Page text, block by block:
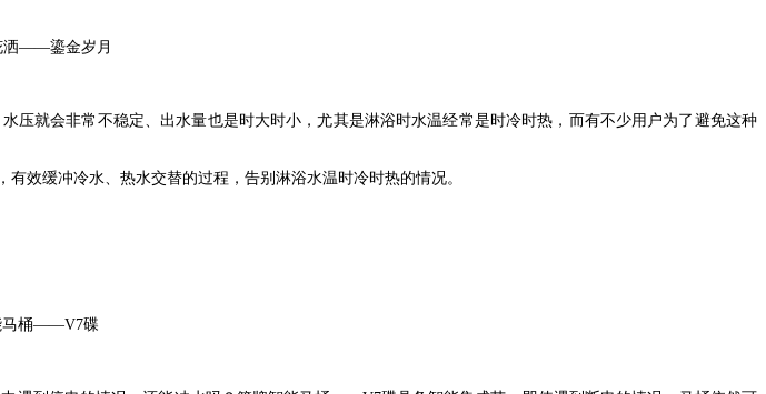
——鎏金岁月
就会非常不稳定、出水量也是时大时小，尤其是淋浴时水温经常是时冷时热，而有不少用户为了避免这种
效缓冲冷水、热水交替的过程，告别淋浴水温时冷时热的情况。
桶——V7碟